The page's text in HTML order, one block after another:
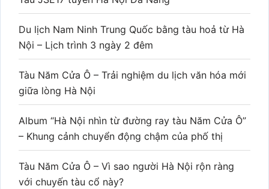
Du lịch Nam Ninh Trung Quốc bằng tàu hoả từ Hà
Nội – Lịch trình 3 ngày 2 đêm
Tàu Năm Cửa Ô – Trải nghiệm du lịch văn hóa mới
giữa lòng Hà Nội
Album “Hà Nội nhìn từ đường ray tàu Năm Cửa Ô”
– Khung cảnh chuyển động chậm của phố thị
Tàu Năm Cửa Ô – Vì sao người Hà Nội rộn ràng
với chuyến tàu cổ này?